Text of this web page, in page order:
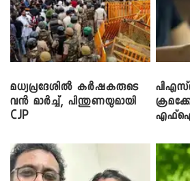
മധ്യപ്രദേശിൽ കർഷകരുടെ
വൻ മാർച്ച്, പിന്തുണയുമായി
CJP